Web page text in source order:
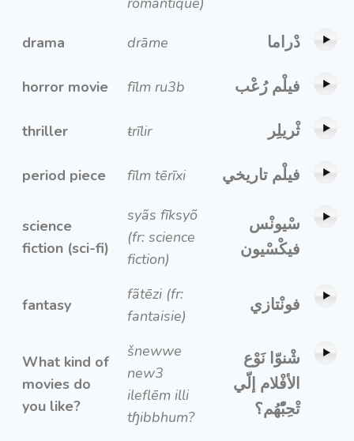
drama drāme دْراما
horror movie fīlm ru3b فيلْم رُعْب
thriller ŧrīlir ثْريلِر
period piece fīlm tērīxi فيلْم تاريخي
science
fiction (sci-fi)
syãs fīksyõ
(fr: science
fiction)
سْيونْس
فيكْسْيون
fantasy
fãtēzi (fr:
fantaisie)
فونْتازي
What kind of
movies do
you like?
šnewwe
new3
ileflēm illi
tɧibbhum?
شْنوّا نَوْع
الأفْلام إلّي
تْحِبّْهُم؟